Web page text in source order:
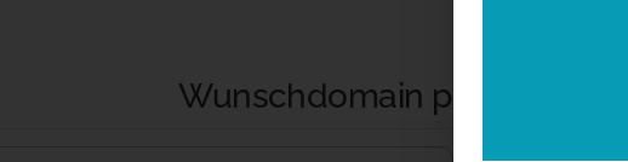
Wunschdomain prüfen